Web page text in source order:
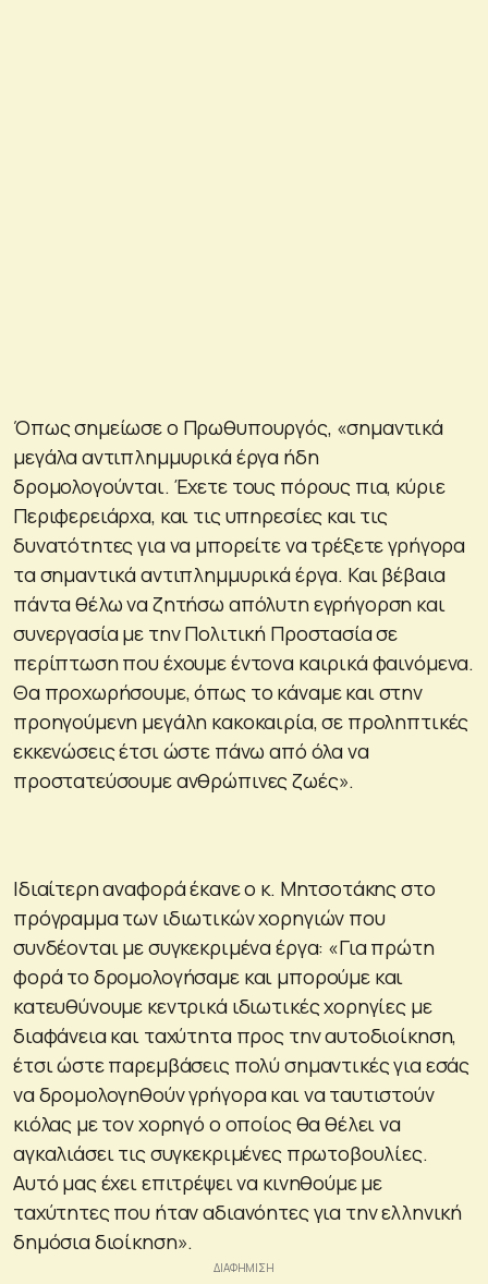
Όπως σημείωσε ο Πρωθυπουργός, «σημαντικά
μεγάλα αντιπλημμυρικά έργα ήδη
δρομολογούνται. Έχετε τους πόρους πια, κύριε
Περιφερειάρχα, και τις υπηρεσίες και τις
δυνατότητες για να μπορείτε να τρέξετε γρήγορα
τα σημαντικά αντιπλημμυρικά έργα. Και βέβαια
πάντα θέλω να ζητήσω απόλυτη εγρήγορση και
συνεργασία με την Πολιτική Προστασία σε
περίπτωση που έχουμε έντονα καιρικά φαινόμενα.
Θα προχωρήσουμε, όπως το κάναμε και στην
προηγούμενη μεγάλη κακοκαιρία, σε προληπτικές
εκκενώσεις έτσι ώστε πάνω από όλα να
προστατεύσουμε ανθρώπινες ζωές».
Ιδιαίτερη αναφορά έκανε ο κ. Μητσοτάκης στο
πρόγραμμα των ιδιωτικών χορηγιών που
συνδέονται με συγκεκριμένα έργα: «Για πρώτη
φορά το δρομολογήσαμε και μπορούμε και
κατευθύνουμε κεντρικά ιδιωτικές χορηγίες με
διαφάνεια και ταχύτητα προς την αυτοδιοίκηση,
έτσι ώστε παρεμβάσεις πολύ σημαντικές για εσάς
να δρομολογηθούν γρήγορα και να ταυτιστούν
κιόλας με τον χορηγό ο οποίος θα θέλει να
αγκαλιάσει τις συγκεκριμένες πρωτοβουλίες.
Αυτό μας έχει επιτρέψει να κινηθούμε με
ταχύτητες που ήταν αδιανόητες για την ελληνική
δημόσια διοίκηση».